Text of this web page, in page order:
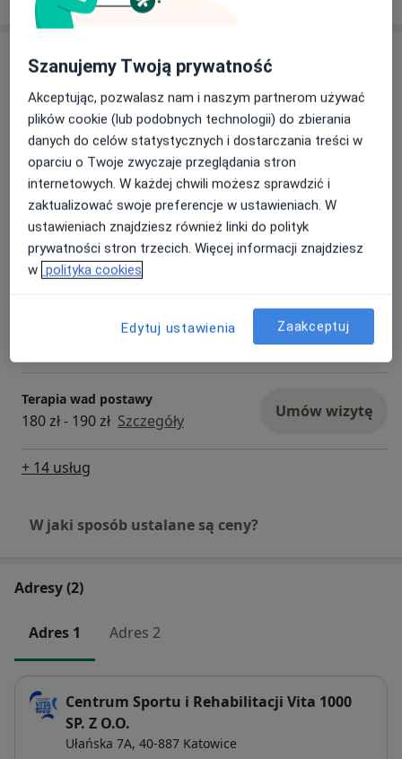
Usługi i ceny
Konsultacja fizjoterapeutyczna
180 zł - 190 zł Szczegóły Umów wizytę
Rehabilitacja pourazowa
180 zł Szczegóły Umów wizytę
Trening medyczny
200 zł Szczegóły Umów wizytę
Trening funkcjonalny
Umów wizytę
Terapia wad postawy
180 zł - 190 zł Szczegóły Umów wizytę
+ 14 usług
W jaki sposób ustalane są ceny?
Adresy (2)
Adres 1 Adres 2
Centrum Sportu i Rehabilitacji Vita 1000
SP. Z O.O.
Ułańska 7A, 40-887 Katowice
Szanujemy Twoją prywatność
Akceptując, pozwalasz nam i naszym partnerom używać
plików cookie (lub podobnych technologii) do zbierania
danych do celów statystycznych i dostarczania treści w
oparciu o Twoje zwyczaje przeglądania stron
internetowych. W każdej chwili możesz sprawdzić i
zaktualizować swoje preferencje w ustawieniach. W
ustawieniach znajdziesz również linki do polityk
prywatności stron trzecich. Więcej informacji znajdziesz
w polityka cookies
Edytuj ustawienia Zaakceptuj